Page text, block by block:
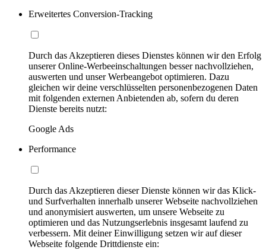
Erweitertes Conversion-Tracking
Durch das Akzeptieren dieses Dienstes können wir den Erfolg
unserer Online-Werbeeinschaltungen besser nachvollziehen,
auswerten und unser Werbeangebot optimieren. Dazu
gleichen wir deine verschlüsselten personenbezogenen Daten
mit folgenden externen Anbietenden ab, sofern du deren
Dienste bereits nutzt:
Google Ads
Performance
Durch das Akzeptieren dieser Dienste können wir das Klick-
und Surfverhalten innerhalb unserer Webseite nachvollziehen
und anonymisiert auswerten, um unsere Webseite zu
optimieren und das Nutzungserlebnis insgesamt laufend zu
verbessern. Mit deiner Einwilligung setzen wir auf dieser
Webseite folgende Drittdienste ein: